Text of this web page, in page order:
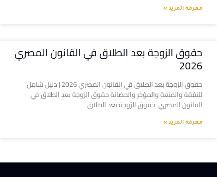
معرفة المزيد »
حقوق الزوجة بعد الطلاق في القانون المصري
2026
حقوق الزوجة بعد الطلاق في القانون المصري 2026 | دليل شامل
للنفقة والمتعة والمؤخر والحضانة حقوق الزوجة بعد الطلاق في
القانون المصري حقوق الزوجة بعد الطلاق
معرفة المزيد »